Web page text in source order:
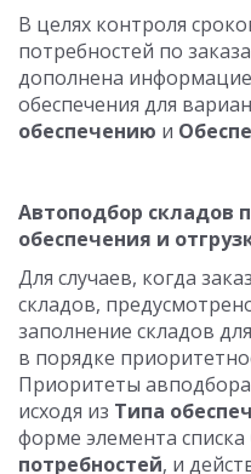
В целях контроля
потребностей по
дополнена
обеспечения для
обеспечению и
Автоподбор складов
обеспечения и
Для случаев, когда
складов,
заполнение складов
в порядке
Приоритеты
исходя из Типа
форме элемента списка
потребностей, и